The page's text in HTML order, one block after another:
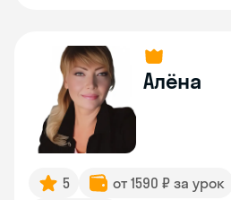
Алёна
5 от 1590 ₽ за урок